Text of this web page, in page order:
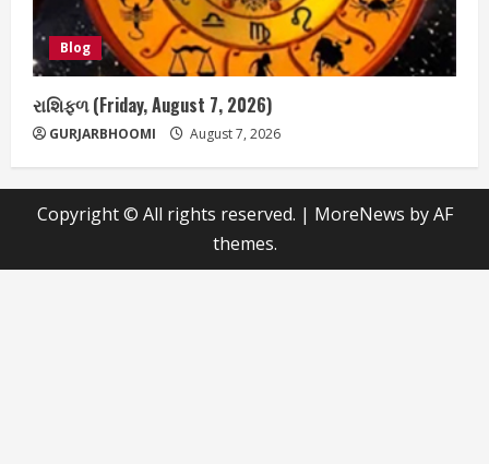
Blog
રાશિફળ (Friday, August 7, 2026)
GURJARBHOOMI August 7, 2026
Copyright © All rights reserved. | MoreNews by AF
themes.